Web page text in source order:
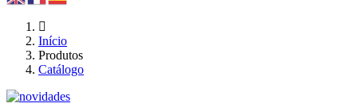
Início
Produtos
Catálogo